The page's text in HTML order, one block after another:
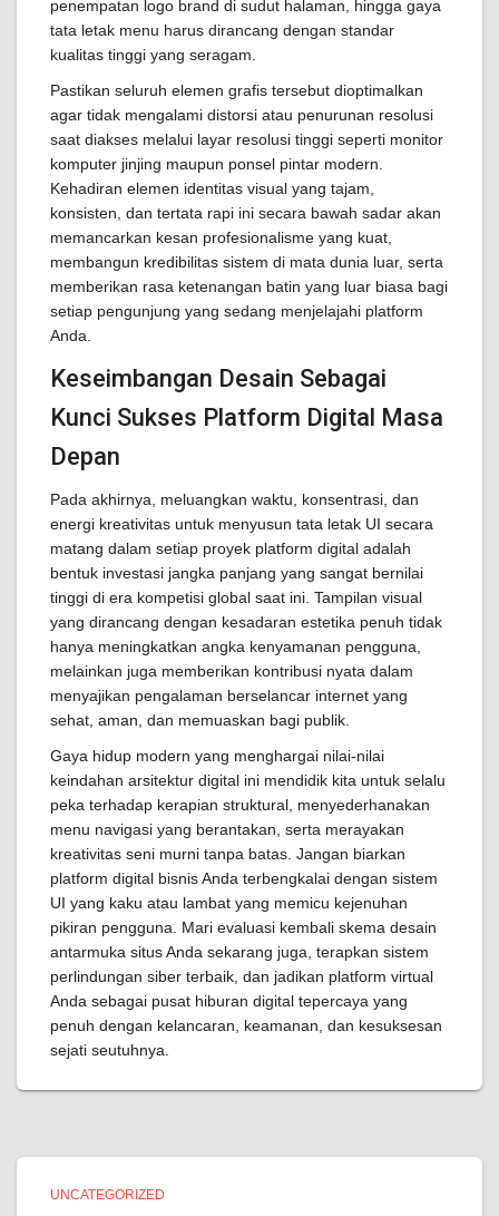
penempatan logo brand di sudut halaman, hingga gaya
tata letak menu harus dirancang dengan standar
kualitas tinggi yang seragam.
Pastikan seluruh elemen grafis tersebut dioptimalkan
agar tidak mengalami distorsi atau penurunan resolusi
saat diakses melalui layar resolusi tinggi seperti monitor
komputer jinjing maupun ponsel pintar modern.
Kehadiran elemen identitas visual yang tajam,
konsisten, dan tertata rapi ini secara bawah sadar akan
memancarkan kesan profesionalisme yang kuat,
membangun kredibilitas sistem di mata dunia luar, serta
memberikan rasa ketenangan batin yang luar biasa bagi
setiap pengunjung yang sedang menjelajahi platform
Anda.
Keseimbangan Desain Sebagai
Kunci Sukses Platform Digital Masa
Depan
Pada akhirnya, meluangkan waktu, konsentrasi, dan
energi kreativitas untuk menyusun tata letak UI secara
matang dalam setiap proyek platform digital adalah
bentuk investasi jangka panjang yang sangat bernilai
tinggi di era kompetisi global saat ini. Tampilan visual
yang dirancang dengan kesadaran estetika penuh tidak
hanya meningkatkan angka kenyamanan pengguna,
melainkan juga memberikan kontribusi nyata dalam
menyajikan pengalaman berselancar internet yang
sehat, aman, dan memuaskan bagi publik.
Gaya hidup modern yang menghargai nilai-nilai
keindahan arsitektur digital ini mendidik kita untuk selalu
peka terhadap kerapian struktural, menyederhanakan
menu navigasi yang berantakan, serta merayakan
kreativitas seni murni tanpa batas. Jangan biarkan
platform digital bisnis Anda terbengkalai dengan sistem
UI yang kaku atau lambat yang memicu kejenuhan
pikiran pengguna. Mari evaluasi kembali skema desain
antarmuka situs Anda sekarang juga, terapkan sistem
perlindungan siber terbaik, dan jadikan platform virtual
Anda sebagai pusat hiburan digital tepercaya yang
penuh dengan kelancaran, keamanan, dan kesuksesan
sejati seutuhnya.
UNCATEGORIZED